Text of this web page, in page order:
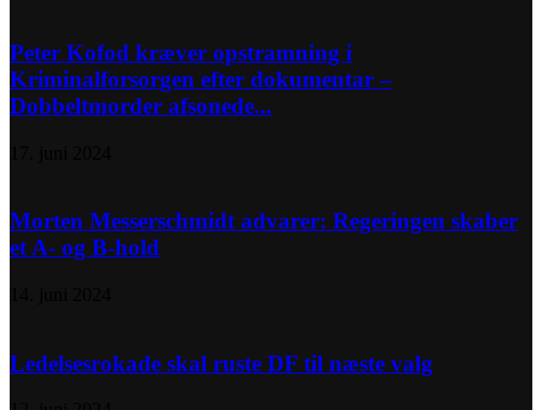
Peter Kofod kræver opstramning i
Kriminalforsorgen efter dokumentar –
Dobbeltmorder afsonede...
Morten Messerschmidt advarer: Regeringen skaber
et A- og B-hold
Ledelsesrokade skal ruste DF til næste valg